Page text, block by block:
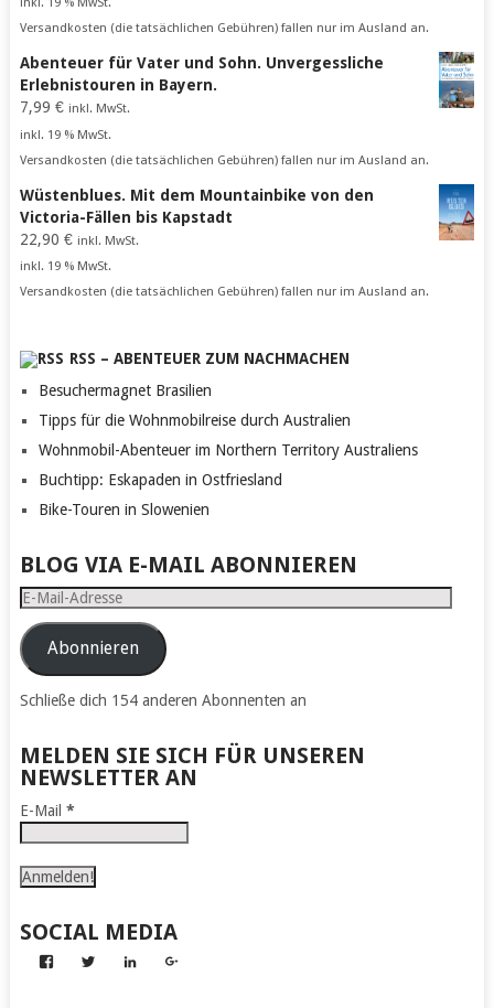
Versandkosten (die tatsächlichen Gebühren) fallen nur im Ausland an.
Abenteuer für Vater und Sohn. Unvergessliche
Erlebnistouren in Bayern.
7,99 € inkl. MwSt.
inkl. 19 % MwSt.
Versandkosten (die tatsächlichen Gebühren) fallen nur im Ausland an.
Wüstenblues. Mit dem Mountainbike von den
Victoria-Fällen bis Kapstadt
22,90 € inkl. MwSt.
inkl. 19 % MwSt.
Versandkosten (die tatsächlichen Gebühren) fallen nur im Ausland an.
RSS – ABENTEUER ZUM NACHMACHEN
Besuchermagnet Brasilien
Tipps für die Wohnmobilreise durch Australien
Wohnmobil-Abenteuer im Northern Territory Australiens
Buchtipp: Eskapaden in Ostfriesland
Bike-Touren in Slowenien
BLOG VIA E-MAIL ABONNIEREN
E-
Mail-
AdresseAbonnieren
Schließe dich 154 anderen Abonnenten an
MELDEN SIE SICH FÜR UNSEREN
NEWSLETTER AN
E-Mail *
SOCIAL MEDIA
Profil Profil Profil Profil